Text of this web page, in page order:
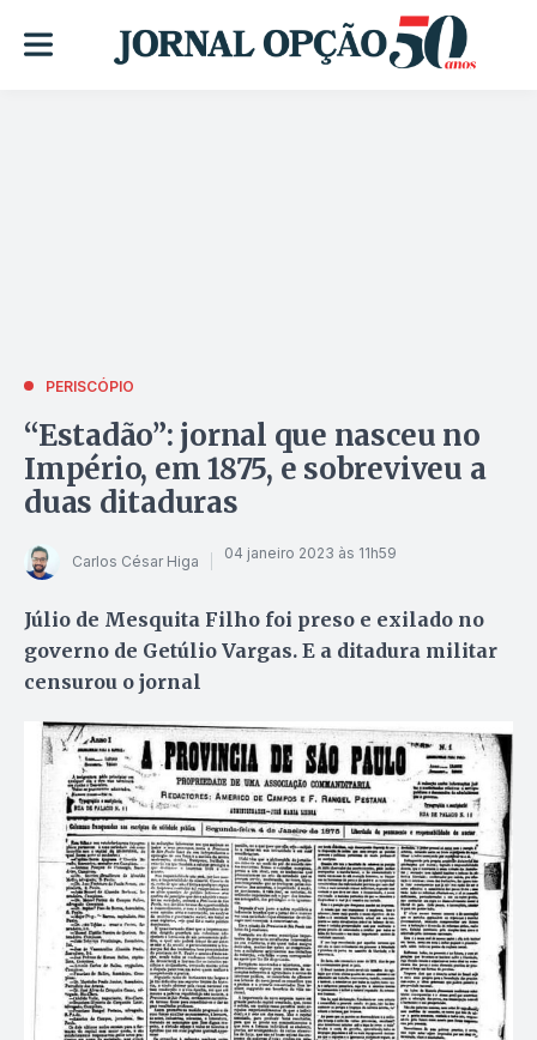
PERISCÓPIO
“Estadão”: jornal que nasceu no
Império, em 1875, e sobreviveu a
duas ditaduras
Carlos César Higa 04 janeiro 2023 às 11h59
Júlio de Mesquita Filho foi preso e exilado no
governo de Getúlio Vargas. E a ditadura militar
censurou o jornal